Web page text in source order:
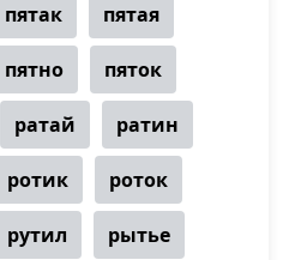
пятак пятая
пятно пяток
ратай ратин
ротик роток
рутил рытье